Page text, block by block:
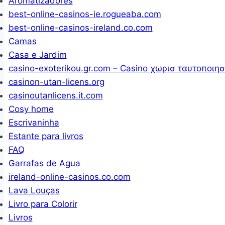
best-online-casinos-ie.rogueaba.com
best-online-casinos-ireland.co.com
Camas
Casa e Jardim
casino-exoterikou.gr.com – Casino χωρισ
casinon-utan-licens.org
casinoutanlicens.it.com
Cosy home
Escrivaninha
Estante para livros
FAQ
Garrafas de Agua
ireland-online-casinos.co.com
Lava Louças
Livro para Colorir
Livros